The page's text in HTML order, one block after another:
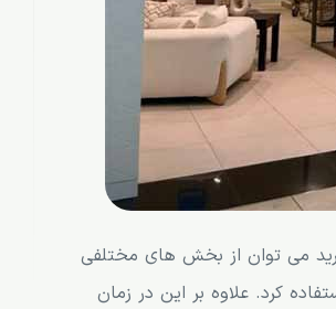
می توان از بخش های مختلفی
بازی کودکان و مجموعه سینمایی ۱۴ صفحه‌ای استفاده کرد. علاوه بر این در زمان